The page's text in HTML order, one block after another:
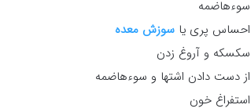
سوءهاضمه
احساس پری یا سوزش معده
سکسکه و آروغ زدن
از دست دادن اشتها و سوءهاضمه
استفراغ خون